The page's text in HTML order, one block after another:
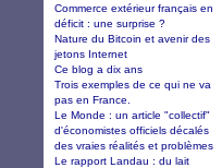
Commerce extérieur français en
déficit : une surprise ?
Nature du Bitcoin et avenir des
jetons Internet
Ce blog a dix ans
Trois exemples de ce qui ne va
pas en France.
Le Monde : un article "collectif"
d'économistes officiels décalés
des vraies réalités et problèmes
Le rapport Landau : du lait